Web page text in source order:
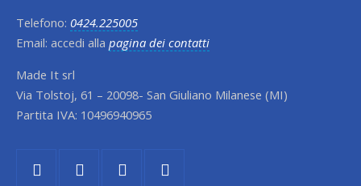
Telefono: 0424.225005
Email: accedi alla pagina dei contatti
Made It srl
Via Tolstoj, 61 – 20098- San Giuliano Milanese (MI)
Partita IVA: 10496940965